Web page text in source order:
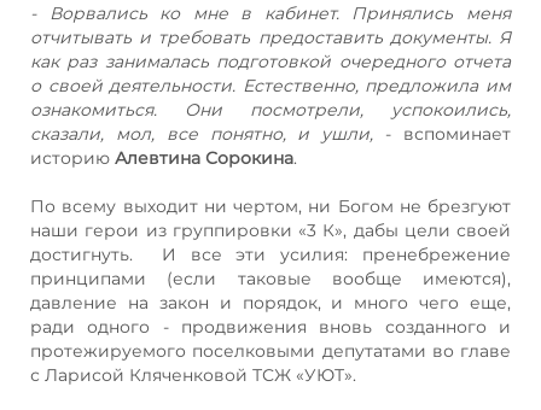
- Ворвались ко мне в кабинет. Принялись меня
отчитывать и требовать предоставить документы. Я
как раз занималась подготовкой очередного отчета
о своей деятельности. Естественно, предложила им
ознакомиться. Они посмотрели, успокоились,
сказали, мол, все понятно, и ушли, - вспоминает
историю Алевтина Сорокина.
По всему выходит ни чертом, ни Богом не брезгуют
наши герои из группировки «3 К», дабы цели своей
достигнуть. И все эти усилия: пренебрежение
принципами (если таковые вообще имеются),
давление на закон и порядок, и много чего еще,
ради одного - продвижения вновь созданного и
протежируемого поселковыми депутатами во главе
с Ларисой Кляченковой ТСЖ «УЮТ».